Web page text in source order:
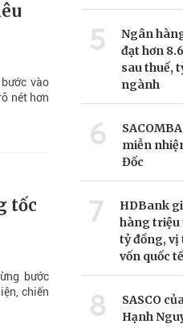
vào
nét hơn
tốc
bước
chiến
5
Ngân
đạt hơn
sau thuế,
ngành
6
miễn
Đốc
7
HDBank
hàng triệu
tỷ đồng,
vốn quốc tế
8
SASCO
Hạnh